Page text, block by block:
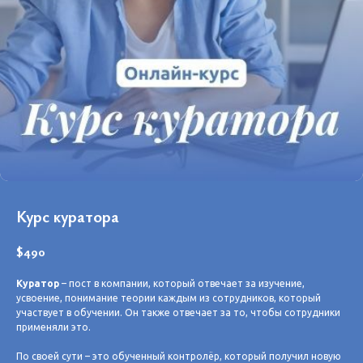
Курс куратора
$490
Куратор – пост в компании, который отвечает за изучение,
усвоение, понимание теории каждым из сотрудников, который
участвует в обучении. Он также отвечает за то, чтобы сотрудники
применяли это.
По своей сути – это обученный контролёр, который получил новую